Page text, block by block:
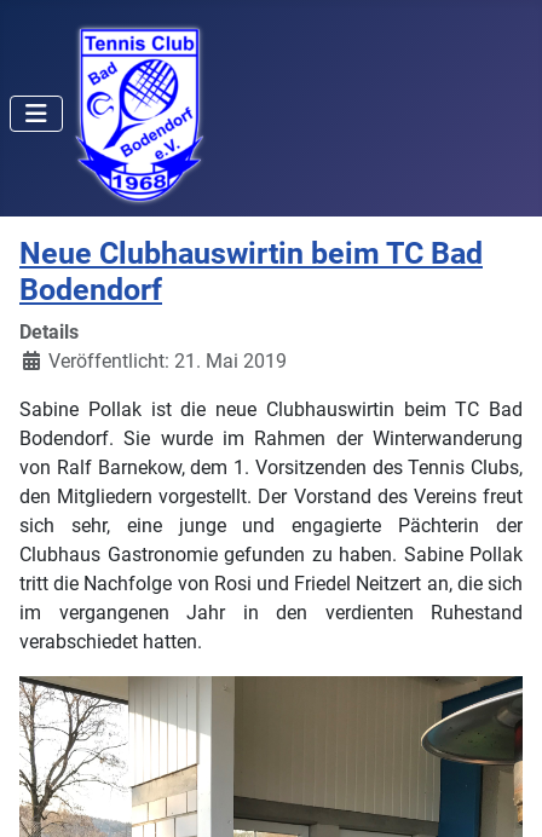
Neue Clubhauswirtin beim TC Bad
Bodendorf
Details
Veröffentlicht: 21. Mai 2019
Sabine Pollak ist die neue Clubhauswirtin beim TC Bad
Bodendorf. Sie wurde im Rahmen der Winterwanderung
von Ralf Barnekow, dem 1. Vorsitzenden des Tennis Clubs,
den Mitgliedern vorgestellt. Der Vorstand des Vereins freut
sich sehr, eine junge und engagierte Pächterin der
Clubhaus Gastronomie gefunden zu haben. Sabine Pollak
tritt die Nachfolge von Rosi und Friedel Neitzert an, die sich
im vergangenen Jahr in den verdienten Ruhestand
verabschiedet hatten.